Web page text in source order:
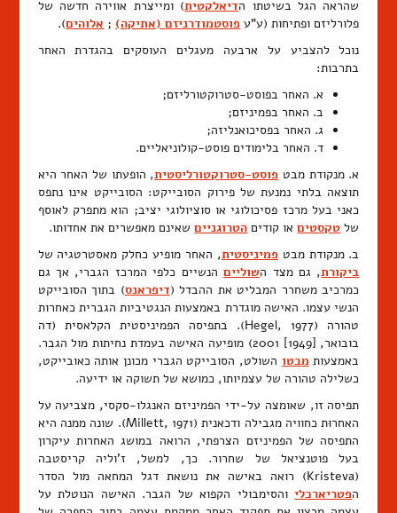
שהראה הגל בשיטתו הדיאלקטית) ומייצרת אווירה חדשה של
פלורליזם ופתיחות (ע"ע פוסטמודרניזם (אתיקה) ; אלוהים).
נוכל להצביע על ארבעה מעגלים העוסקים בהגדרת האחר
בתרבות:
א. האחר בפוסט-סטרוקטורליזם;
ב. האחר בפמיניזם;
ג. האחר בפסיכואנליזה;
ד. האחר בלימודים פוסט-קולוניאליים.
א. מנקודת מבט פוסט-סטרוקטורליסטית, הופעתו של האחר היא
תוצאה בלתי נמנעת של פירוק הסובייקט: הסובייקט אינו נתפס
כאני בעל מרכז פסיכולוגי או סוציולוגי יציב; הוא מתפרק לאוסף
של טקסטיםאו קודים הטרוגנייםשאינם מאפשרים את אחדותו.
ב. מנקודת מבט פמיניסטית, האחר מופיע כחלק מאסטרטגיה של
ביקורת, גם מצד השולייםהנשיים כלפי המרכז הגברי, אך גם
כמרכיב משחרר המבליט את ההבדל (דיפראנס) בתוך הסובייקט
הנשי עצמו. האישה מוגדרת באמצעות הנגטיביות הגברית כאחרות
טהורה (Hegel, 1977). בתפיסה הפמיניסטית הקלאסית (דה
בובואר, [1949] 2001) מופיעה האישה בעמדת נחיתות מול הגבר.
באמצעות מבטו השולט, הסובייקט הגברי מכונן אותה כאובייקט,
כשלילה טהורה של עצמיותו, כמושא של תשוקה או ידיעה.
תפיסה זו, שאומצה על-ידי הפמיניזם האנגלו-סקסי, מצביעה על
האחרוּת כחוויה מגבילה ודכאנית (Millett, 1971). שונה ממנה היא
התפיסה של הפמיניזם הצרפתי, הרואה במושג האחרות עיקרון
בעל פוטנציאל של שחרור. כך, למשל, ז'וליה קריסטבה
(Kristeva) רואה באישה את נושאת דגל המחאה מול הסדר
הפטריארכליוהסימבולי הקפוא של הגבר. האישה הנוטלת על